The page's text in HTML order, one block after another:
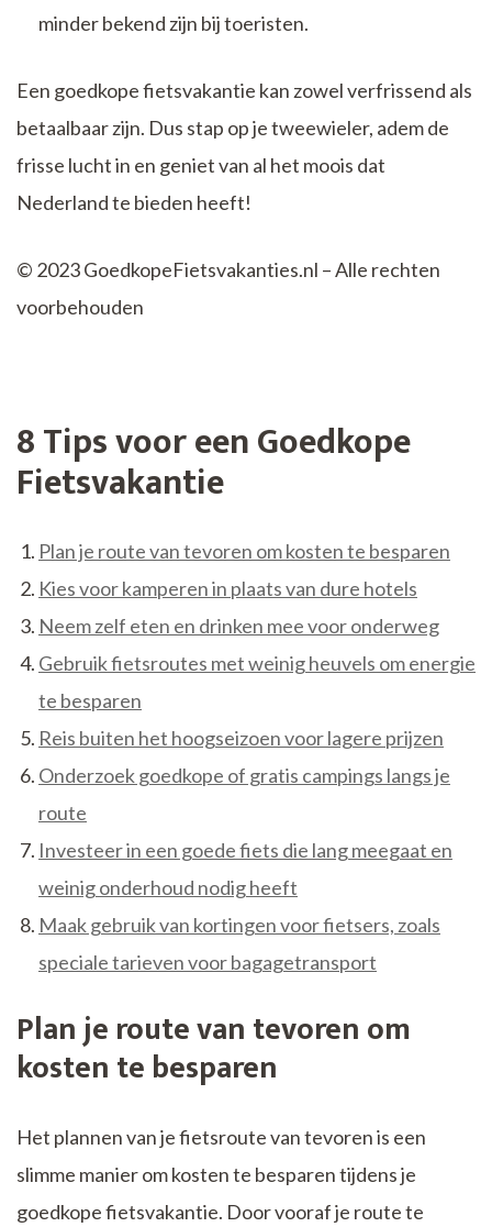
minder bekend zijn bij toeristen.
Een goedkope fietsvakantie kan zowel verfrissend als
betaalbaar zijn. Dus stap op je tweewieler, adem de
frisse lucht in en geniet van al het moois dat
Nederland te bieden heeft!
© 2023 GoedkopeFietsvakanties.nl – Alle rechten
voorbehouden
8 Tips voor een Goedkope
Fietsvakantie
Plan je route van tevoren om kosten te besparen
Kies voor kamperen in plaats van dure hotels
Neem zelf eten en drinken mee voor onderweg
Gebruik fietsroutes met weinig heuvels om energie
te besparen
Reis buiten het hoogseizoen voor lagere prijzen
Onderzoek goedkope of gratis campings langs je
route
Investeer in een goede fiets die lang meegaat en
weinig onderhoud nodig heeft
Maak gebruik van kortingen voor fietsers, zoals
speciale tarieven voor bagagetransport
Plan je route van tevoren om
kosten te besparen
Het plannen van je fietsroute van tevoren is een
slimme manier om kosten te besparen tijdens je
goedkope fietsvakantie. Door vooraf je route te